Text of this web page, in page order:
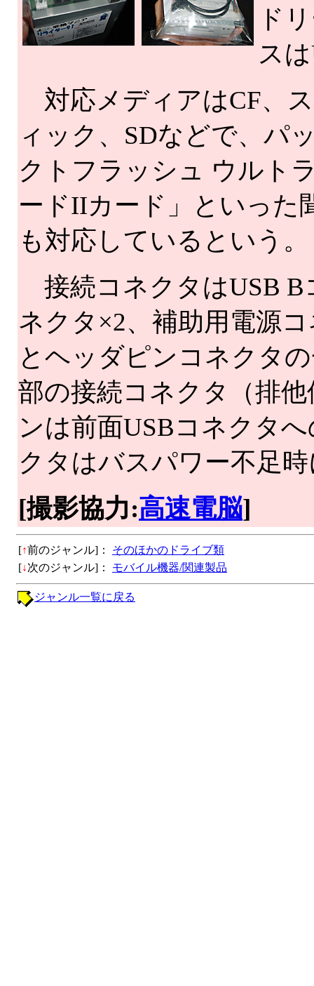
ド
ス
対応メディアはCF、
ィック、SDなどで、パ
クトフラッシュ ウルト
ードIIカード」といった
も対応しているという。
接続コネクタはUSB B
ネクタ×2、補助用電源
とヘッダピンコネクタ
部の接続コネクタ（排
ンは前面USBコネクタ
クタはバスパワー不足
[撮影協力:高速電脳]
[↑前のジャンル]：
そのほかのドライブ類
[↓次のジャンル]： モバイル機器/関連製品
ジャンル一覧に戻る